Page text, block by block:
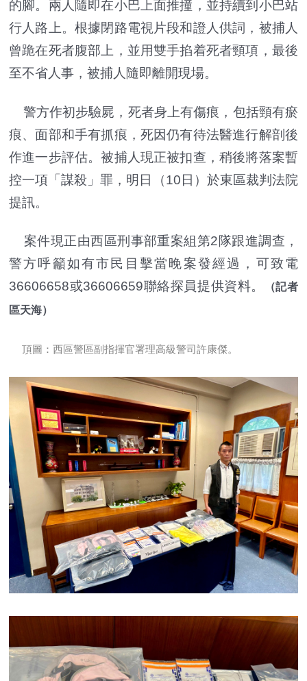
的腳。兩人隨即在小巴上面推撞，並持續到小巴站
行人路上。根據閉路電視片段和證人供詞，被捕人
曾跪在死者腹部上，並用雙手掐着死者頸項，最後
至不省人事，被捕人隨即離開現場。
警方作初步驗屍，死者身上有傷痕，包括頸有瘀
痕、面部和手有抓痕，死因仍有待法醫進行解剖後
作進一步評估。被捕人現正被扣查，稍後將落案暫
控一項「謀殺」罪，明日（10日）於東區裁判法院
提訊。
案件現正由西區刑事部重案組第2隊跟進調查，
警方呼籲如有市民目擊當晚案發經過，可致電
36606658或36606659聯絡探員提供資料。
（記者
區天海）
頂圖：西區警區副指揮官署理高級警司許康傑。